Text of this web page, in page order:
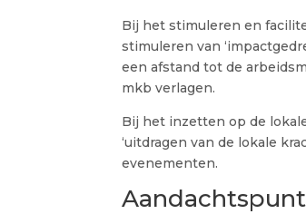
Bij het stimuleren en
stimuleren van
een afstand tot de
mkb verlagen.
Bij het inzetten op de
‘uitdragen van de lokale
evenementen.